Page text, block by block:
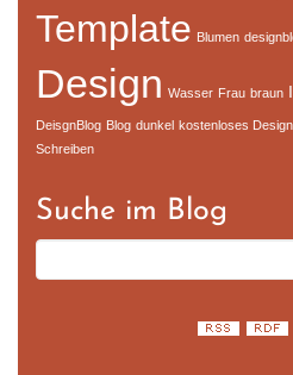
Template Blumen
Design Wasser Frau braun
DeisgnBlog Blog dunkel kostenloses Design
Schreiben
Suche im Blog